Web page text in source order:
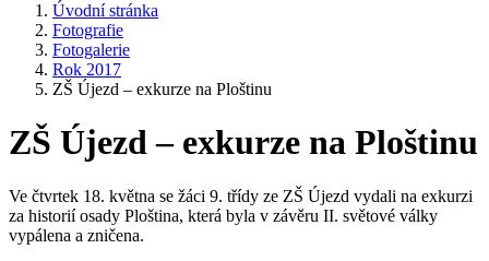
Úvodní stránka
Fotografie
Fotogalerie
Rok 2017
ZŠ Újezd – exkurze na Ploštinu
ZŠ Újezd – exkurze na Ploštinu
Ve čtvrtek 18. května se žáci 9. třídy ze ZŠ Újezd vydali na exkurzi
za historií osady Ploština, která byla v závěru II. světové války
vypálena a zničena.